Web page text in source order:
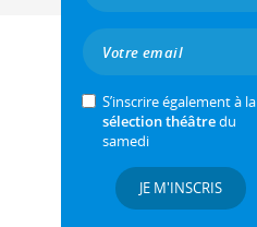
S’inscrire également à la
sélection théâtredu
samedi
JE M'INSCRIS